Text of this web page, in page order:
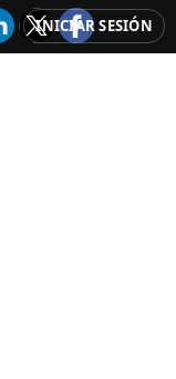
INICIAR SESIÓN